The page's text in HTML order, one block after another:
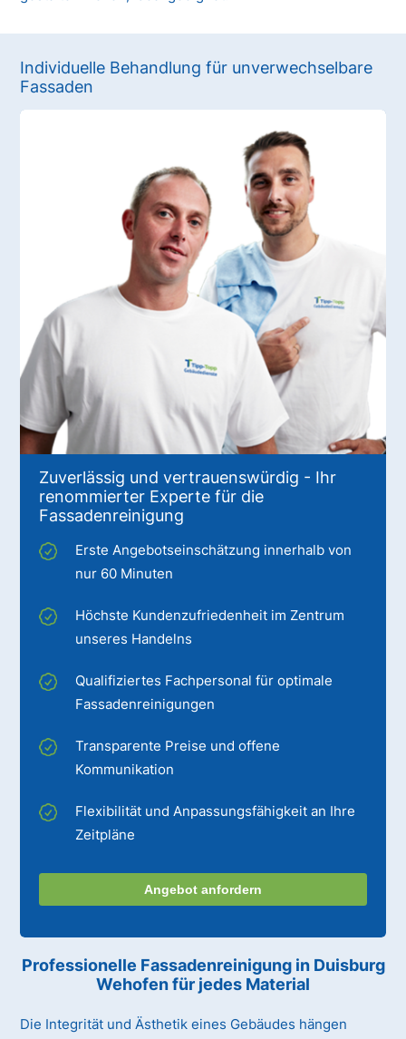
Individuelle Behandlung für unverwechselbare
Fassaden
Zuverlässig und vertrauenswürdig - Ihr
renommierter Experte für die
Fassadenreinigung
Erste Angebotseinschätzung innerhalb von
nur 60 Minuten
Höchste Kundenzufriedenheit im Zentrum
unseres Handelns
Qualifiziertes Fachpersonal für optimale
Fassadenreinigungen
Transparente Preise und offene
Kommunikation
Flexibilität und Anpassungsfähigkeit an Ihre
Zeitpläne
Angebot anfordern
Professionelle Fassadenreinigung in Duisburg
Wehofen für jedes Material
Die Integrität und Ästhetik eines Gebäudes hängen